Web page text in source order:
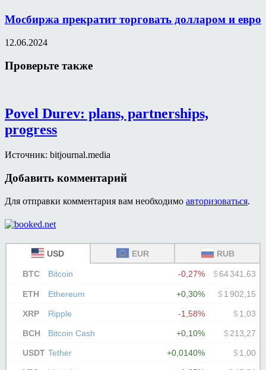
Мосбиржа прекратит торговать долларом и евро
12.06.2024
Проверьте также
Povel Durev: plans, partnerships,
progress
Источник: bitjournal.media
Добавить комментарий
Для отправки комментария вам необходимо авторизоваться.